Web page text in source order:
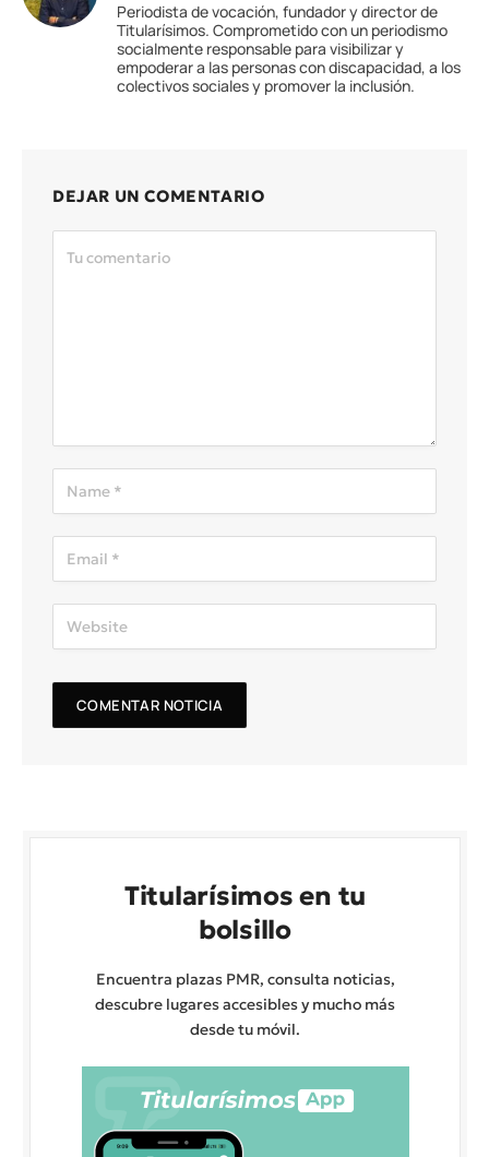
Periodista de vocación, fundador y director de
Titularísimos. Comprometido con un periodismo
socialmente responsable para visibilizar y
empoderar a las personas con discapacidad, a los
colectivos sociales y promover la inclusión.
DEJAR UN COMENTARIO
Titularísimos en tu
bolsillo
Encuentra plazas PMR, consulta noticias,
descubre lugares accesibles y mucho más
desde tu móvil.